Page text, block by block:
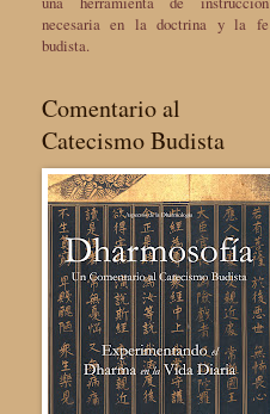
necesaria en la doctrina y la fe
budista.
Comentario al
Catecismo Budista